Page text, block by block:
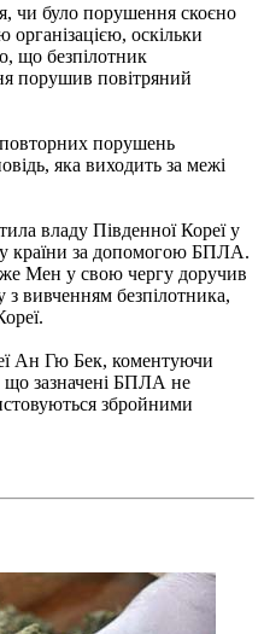
чи було порушення скоєно
оскільки
що безпілотник
порушив повітряний
повторних порушень
яка виходить за межі
владу Південної Кореї у
країни за допомогою БПЛА.
Мен у свою чергу доручив
з вивченням безпілотника,
Ан Гю Бек, коментуючи
що зазначені БПЛА не
збройними